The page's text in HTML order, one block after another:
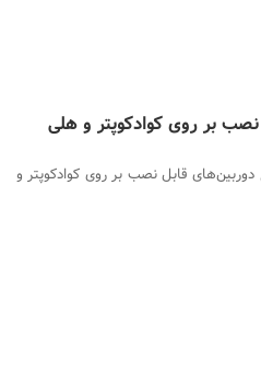
بر روی کوادکوپتر و هلی
دوربین‌های قابل نصب بر روی کوادکوپتر و